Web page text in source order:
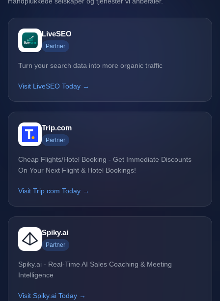
LiveSEO
Partner
Turn your search data into more organic traffic
Visit LiveSEO Today →
Trip.com
Partner
Cheap Flights/Hotel Booking - Get Immediate Discounts
On Your Next Flight & Hotel Bookings!
Visit Trip.com Today →
Spiky.ai
Partner
Spiky.ai - Real-Time AI Sales Coaching & Meeting
Intelligence
Visit Spiky.ai Today →